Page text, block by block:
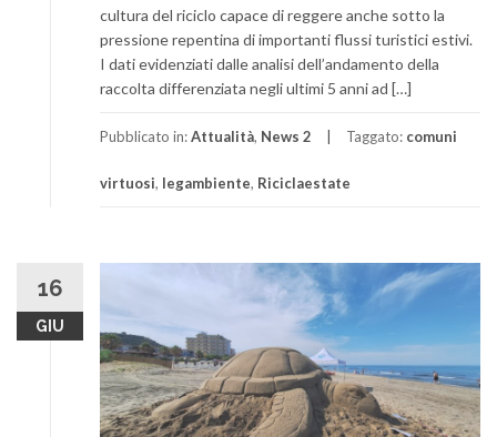
cultura del riciclo capace di reggere anche sotto la
pressione repentina di importanti flussi turistici estivi.
I dati evidenziati dalle analisi dell’andamento della
raccolta differenziata negli ultimi 5 anni ad […]
Pubblicato in:Attualità, News 2 Taggato: comuni
virtuosi, legambiente, Riciclaestate
16
GIU